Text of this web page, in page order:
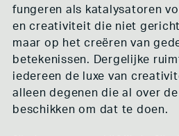
fungeren als katalysatoren
en creativiteit die niet
maar op het creëren van
betekenissen. Dergelijke
iedereen de luxe van
alleen degenen die al over
beschikken om dat te doen.